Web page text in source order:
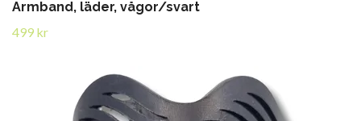
Armband, läder, vågor/svart
499 kr